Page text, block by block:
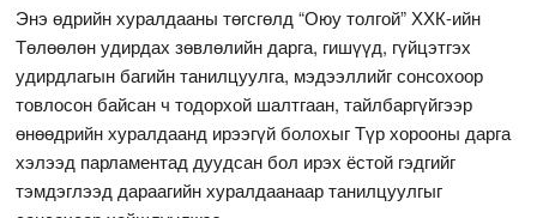
Энэ өдрийн хуралдааны төгсгөлд “Оюу толгой” ХХК-ийн
Төлөөлөн удирдах зөвлөлийн дарга, гишүүд, гүйцэтгэх
удирдлагын багийн танилцуулга, мэдээллийг сонсохоор
товлосон байсан ч тодорхой шалтгаан, тайлбаргүйгээр
өнөөдрийн хуралдаанд ирээгүй болохыг Түр хорооны дарга
хэлээд парламентад дуудсан бол ирэх ёстой гэдгийг
тэмдэглээд дараагийн хуралдаанаар танилцуулгыг